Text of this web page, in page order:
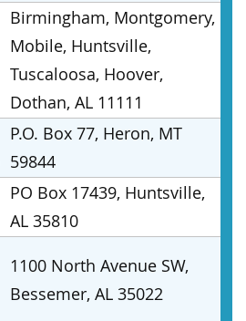
Birmingham, Montgomery,
Mobile, Huntsville,
Tuscaloosa, Hoover,
Dothan, AL 11111
P.O. Box 77, Heron, MT
59844
PO Box 17439, Huntsville,
AL 35810
1100 North Avenue SW,
Bessemer, AL 35022